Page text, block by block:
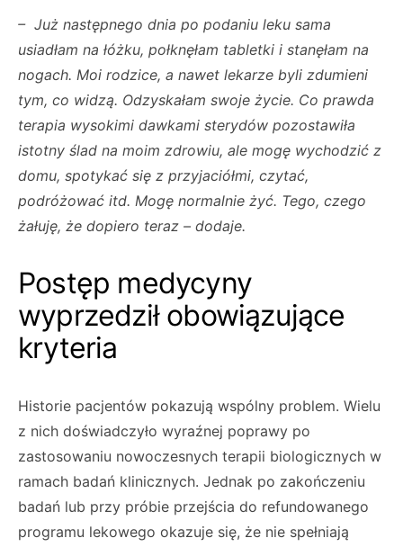
– Już następnego dnia po podaniu leku sama
usiadłam na łóżku, połknęłam tabletki i stanęłam na
nogach. Moi rodzice, a nawet lekarze byli zdumieni
tym, co widzą. Odzyskałam swoje życie. Co prawda
terapia wysokimi dawkami sterydów pozostawiła
istotny ślad na moim zdrowiu, ale mogę wychodzić z
domu, spotykać się z przyjaciółmi, czytać,
podróżować itd. Mogę normalnie żyć. Tego, czego
żałuję, że dopiero teraz – dodaje.
Postęp medycyny
wyprzedził obowiązujące
kryteria
Historie pacjentów pokazują wspólny problem. Wielu
z nich doświadczyło wyraźnej poprawy po
zastosowaniu nowoczesnych terapii biologicznych w
ramach badań klinicznych. Jednak po zakończeniu
badań lub przy próbie przejścia do refundowanego
programu lekowego okazuje się, że nie spełniają